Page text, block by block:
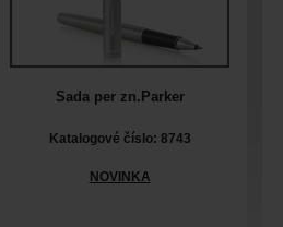
Sada per zn.Parker
Katalogové číslo: 8743
NOVINKA